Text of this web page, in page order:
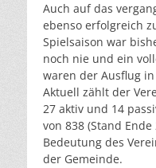
Auch auf das
ebenso erfolgreich
Spielsaison war
noch nie und ein
waren der Ausflug
Aktuell zählt der
27 aktiv und 14
von 838 (Stand
Bedeutung des
der Gemeinde.